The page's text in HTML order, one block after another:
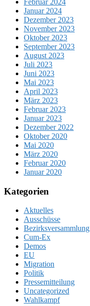
Februar 2024
Januar 2024
Dezember 2023
November 2023
Oktober 2023
September 2023
August 2023
Juli 2023
Juni 2023
Mai 2023
April 2023
März 2023
Februar 2023
Januar 2023
Dezember 2022
Oktober 2020
Mai 2020
März 2020
Februar 2020
Januar 2020
Kategorien
Aktuelles
Ausschüsse
Bezirksversammlung
Cum-Ex
Demos
EU
Migration
Politik
Pressemitteilung
Uncategorized
Wahlkampf